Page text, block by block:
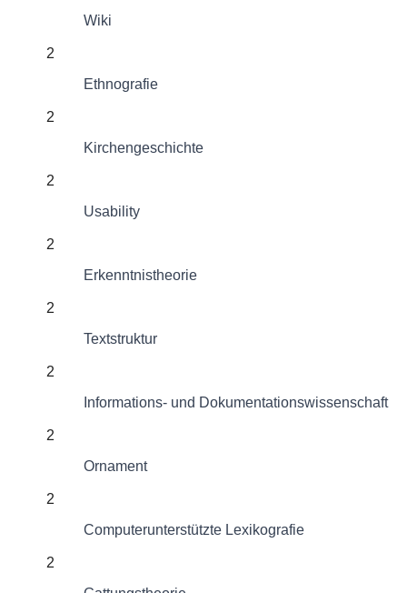
Wiki
2
Ethnografie
2
Kirchengeschichte
2
Usability
2
Erkenntnistheorie
2
Textstruktur
2
Informations- und Dokumentationswissenschaft
2
Ornament
2
Computerunterstützte Lexikografie
2